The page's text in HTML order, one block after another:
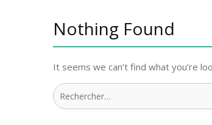
Nothing Found
It seems we can’t find what you’re
Rechercher :